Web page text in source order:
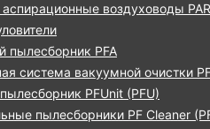
воздуховоды
пылесборник PFA
система вакуумной очистки
PFUnit (PFU)
пылесборники PF Cleaner